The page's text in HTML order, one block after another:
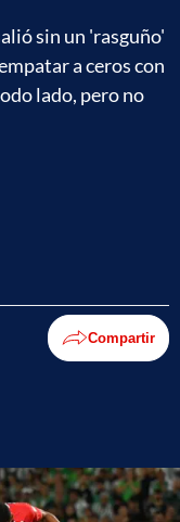
sin un 'rasguño'
a ceros con
lado, pero no
Compartir